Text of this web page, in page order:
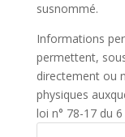
susnommé.
Informations
permettent,
directement ou
physiques
loi n° 78-17 du